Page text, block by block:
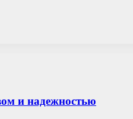
и надежностью